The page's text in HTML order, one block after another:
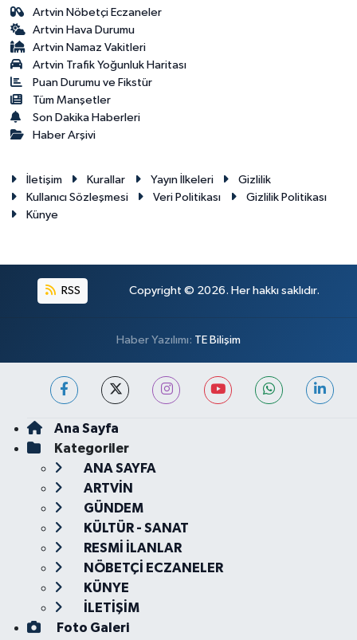
Artvin Nöbetçi Eczaneler
Artvin Hava Durumu
Artvin Namaz Vakitleri
Artvin Trafik Yoğunluk Haritası
Puan Durumu ve Fikstür
Tüm Manşetler
Son Dakika Haberleri
Haber Arşivi
İletişim Kurallar Yayın İlkeleri
Gizlilik
Kullanıcı Sözleşmesi
Veri Politikası
Gizlilik Politikası
Künye
RSS Copyright © 2026. Her hakkı saklıdır.
Haber Yazılımı: TE Bilişim
Ana Sayfa
Kategoriler
ANA SAYFA
ARTVİN
GÜNDEM
KÜLTÜR - SANAT
RESMİ İLANLAR
NÖBETÇİ ECZANELER
KÜNYE
İLETİŞİM
Foto Galeri